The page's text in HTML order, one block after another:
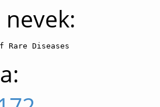
Rare Diseases